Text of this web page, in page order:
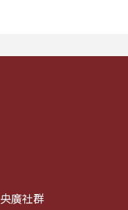
舞、想流淚...
央廣社群